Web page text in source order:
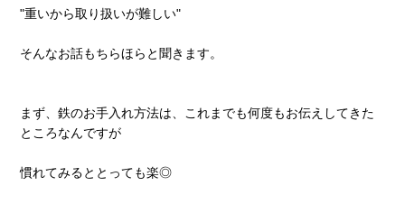
"重いから取り扱いが難しい"
そんなお話もちらほらと聞きます。
まず、鉄のお手入れ方法は、これまでも何度もお伝えしてきた
ところなんですが
慣れてみるととっても楽◎